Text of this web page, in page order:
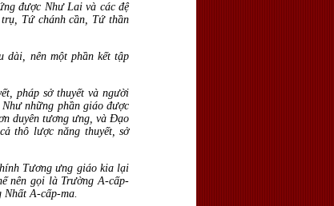
được Như Lai và các đệ
Tứ chánh cần, Tứ thần
dài, nên một phần kết tập
pháp sở thuyết và người
những phần giáo được
duyên tương ưng, và Đạo
thô lược năng thuyết, sở
Tương ưng giáo kia lại
nên gọi là Trường A-cấp-
A-cấp-ma.